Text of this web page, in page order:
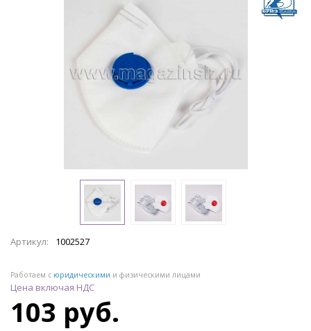
Артикул: 1002527
Работаем с юридическими и физическими лицами
Цена включая НДС
103 руб.